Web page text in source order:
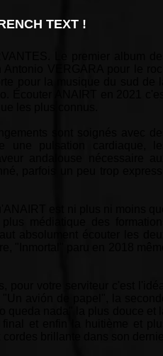
TEXT !
Le premier album des
VERGARA pour le rock
pour la musique du sud de la
Écouter ANAIRT en 2021 c'est
les plus connus.
sont soignés avec des
une pulsation cardiaque, les
andalouse nécessaire aux
parfois un peu trop expressif
est ni plus ni moins que
médiatique des formations
absolument écouter les deux
"Inmortal" paru en 2018 même
votre serviteur c'est l'idéal
avión de papel", la seconde
nada" la plus douce et la
et enfin la huitième et plus
brillante dans son dernier